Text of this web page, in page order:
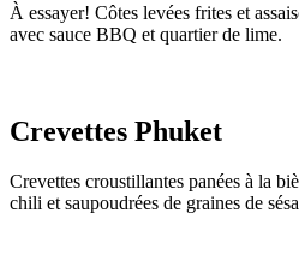
À essayer! Côtes levées frites et
avec sauce BBQ et quartier de lime.
Crevettes Phuket
Crevettes croustillantes panées à la
chili et saupoudrées de graines de